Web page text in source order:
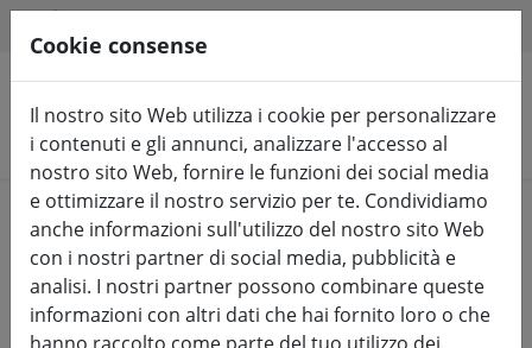
Cerca prodotti
Home %Vendita
Cookie consense
Il nostro sito Web utilizza i cookie per personalizzare
i contenuti e gli annunci, analizzare l'accesso al
nostro sito Web, fornire le funzioni dei social media
e ottimizzare il nostro servizio per te. Condividiamo
anche informazioni sull'utilizzo del nostro sito Web
con i nostri partner di social media, pubblicità e
analisi. I nostri partner possono combinare queste
informazioni con altri dati che hai fornito loro o che